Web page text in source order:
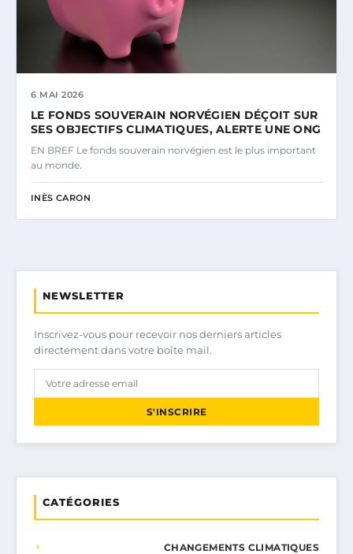
6 MAI 2026
LE FONDS SOUVERAIN NORVÉGIEN DÉÇOIT SUR
SES OBJECTIFS CLIMATIQUES, ALERTE UNE ONG
EN BREF Le fonds souverain norvégien est le plus important
au monde.
INÈS CARON
NEWSLETTER
Inscrivez-vous pour recevoir nos derniers articles
directement dans votre boîte mail.
S'INSCRIRE
CATÉGORIES
CHANGEMENTS CLIMATIQUES